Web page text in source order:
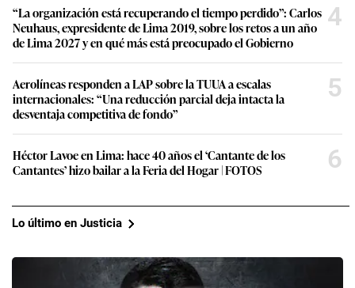
“La organización está recuperando el tiempo perdido”: Carlos
Neuhaus, expresidente de Lima 2019, sobre los retos a un año
de Lima 2027 y en qué más está preocupado el Gobierno
4
Aerolíneas responden a LAP sobre la TUUA a escalas
internacionales: “Una reducción parcial deja intacta la
desventaja competitiva de fondo”
5
Héctor Lavoe en Lima: hace 40 años el ‘Cantante de los
Cantantes’ hizo bailar a la Feria del Hogar | FOTOS
6
Lo último en Justicia